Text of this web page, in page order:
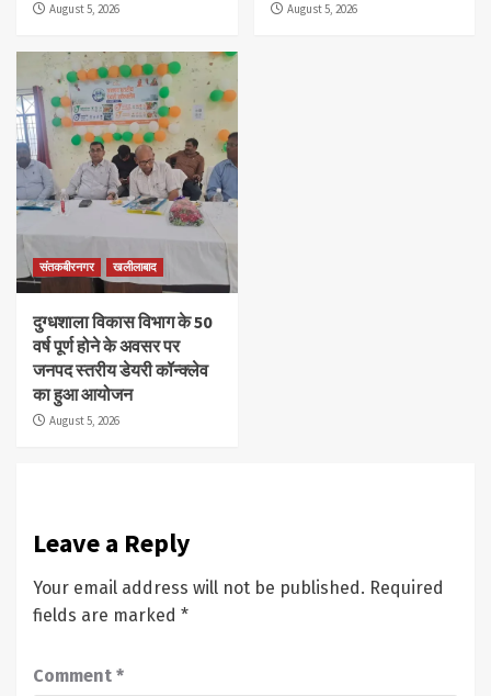
August 5, 2026 August 5, 2026
संतकबीरनगर खलीलाबाद
दुग्धशाला विकास विभाग के 50
वर्ष पूर्ण होने के अवसर पर
जनपद स्तरीय डेयरी कॉन्क्लेव
का हुआ आयोजन
August 5, 2026
Leave a Reply
Your email address will not be published. Required
fields are marked *
Comment *